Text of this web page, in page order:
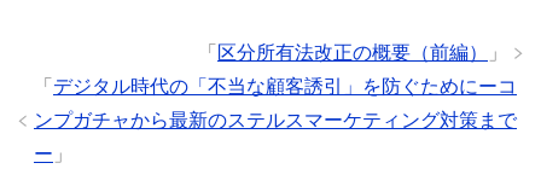
「 区分所有法改正の概要（前編）
」
「 デジタル時代の「不当な顧客誘引」を防ぐためにーコ
ンプガチャから最新のステルスマーケティング対策まで
ー 」